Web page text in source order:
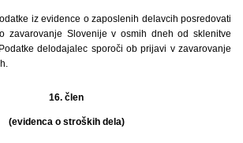
iz evidence o zaposlenih delavcih posredovati
zavarovanje Slovenije v osmih dneh od sklenitve
delodajalec sporoči ob prijavi v zavarovanje
16. člen
(evidenca o stroških dela)